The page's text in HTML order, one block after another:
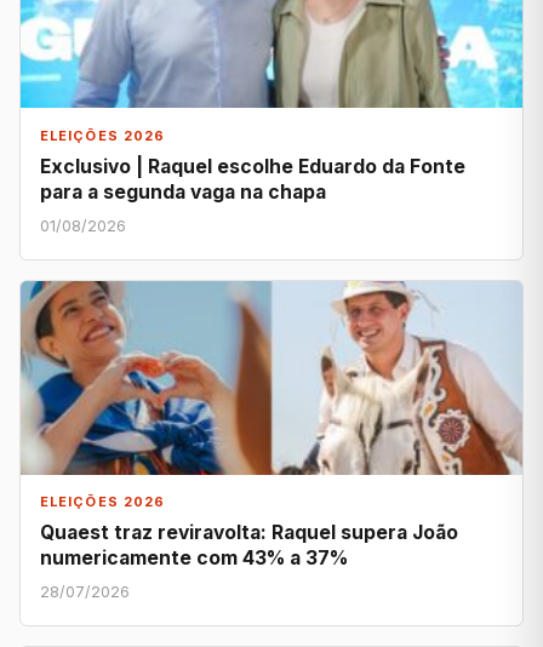
ELEIÇÕES 2026
Exclusivo | Raquel escolhe Eduardo da Fonte
para a segunda vaga na chapa
01/08/2026
ELEIÇÕES 2026
Quaest traz reviravolta: Raquel supera João
numericamente com 43% a 37%
28/07/2026